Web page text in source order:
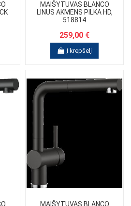
MAIŠYTUVAS BLANCO
LINUS AKMENS PILKA HD,
518814
259,00 €
Į krepšelį
MAIŠYTUVAS BLANCO